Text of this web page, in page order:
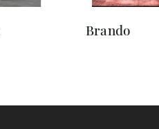
Brando